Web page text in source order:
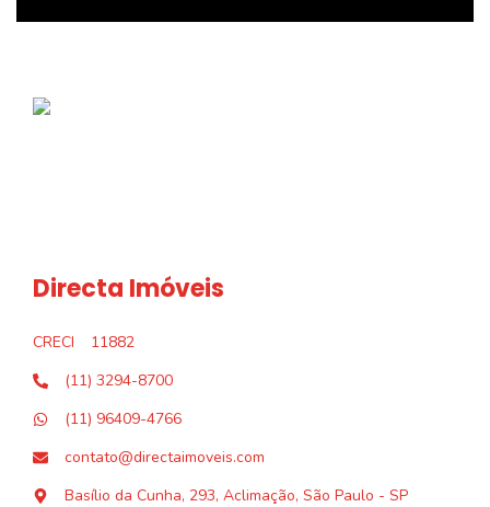
Directa Imóveis
CRECI
11882
(11) 3294-8700
(11) 96409-4766
contato@directaimoveis.com
Basílio da Cunha, 293, Aclimação, São Paulo - SP